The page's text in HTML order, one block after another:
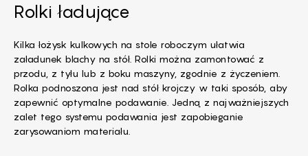
Rolki ładujące
Kilka łożysk kulkowych na stole roboczym ułatwia
załadunek blachy na stół. Rolki można zamontować z
przodu, z tyłu lub z boku maszyny, zgodnie z życzeniem.
Rolka podnoszona jest nad stół krojczy w taki sposób, aby
zapewnić optymalne podawanie. Jedną z najważniejszych
zalet tego systemu podawania jest zapobieganie
zarysowaniom materiału.